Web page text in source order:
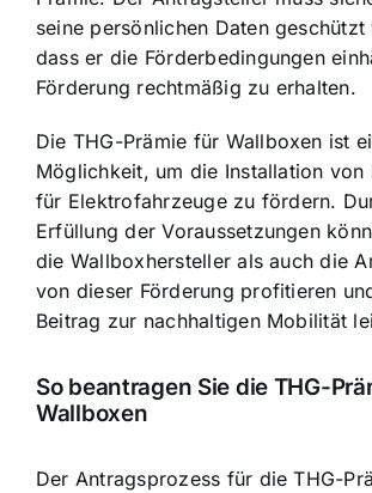
seine persönlichen Daten geschützt
dass er die Förderbedingungen
Förderung rechtmäßig zu erhalten.
Die THG-Prämie für Wallboxen ist
Möglichkeit, um die Installation von
für Elektrofahrzeuge zu fördern.
Erfüllung der Voraussetzungen
die Wallboxhersteller als auch die
von dieser Förderung profitieren
Beitrag zur nachhaltigen Mobilität
So beantragen Sie die THG-
Wallboxen
Der Antragsprozess für die THG-